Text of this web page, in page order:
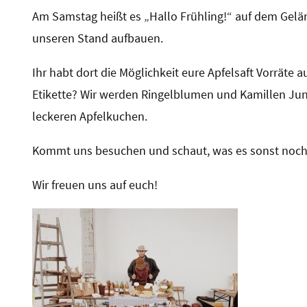
Am Samstag heißt es „Hallo Frühling!“ auf dem
unseren Stand aufbauen.
Ihr habt dort die Möglichkeit eure Apfelsaft Vorräte
Etikette? Wir werden Ringelblumen und Kamillen
leckeren Apfelkuchen.
Kommt uns besuchen und schaut, was es sonst
Wir freuen uns auf euch!